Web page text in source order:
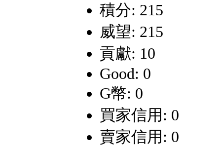
積分: 215
威望: 215
貢獻: 10
Good: 0
G幣: 0
買家信用: 0
賣家信用: 0